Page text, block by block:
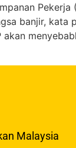
banjir, kata
Malaysia